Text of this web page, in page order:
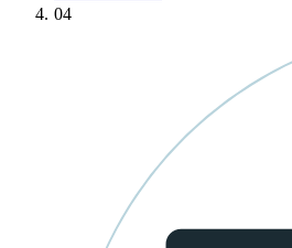
04